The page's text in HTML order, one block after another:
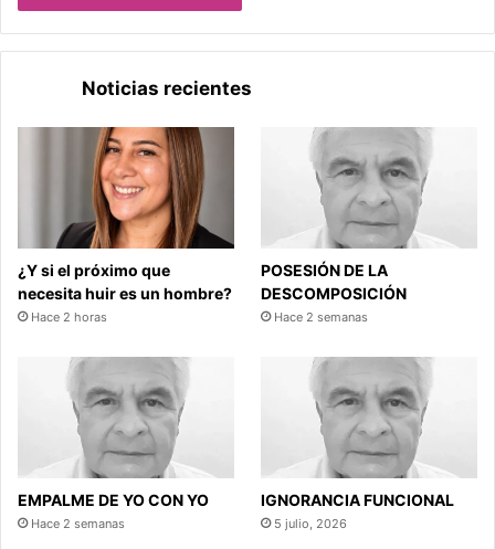
Noticias recientes
¿Y si el próximo que
necesita huir es un hombre?
Hace 2 horas
POSESIÓN DE LA
DESCOMPOSICIÓN
Hace 2 semanas
EMPALME DE YO CON YO
Hace 2 semanas
IGNORANCIA FUNCIONAL
5 julio, 2026